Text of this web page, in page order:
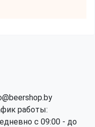
работы:
с 09:00 - до